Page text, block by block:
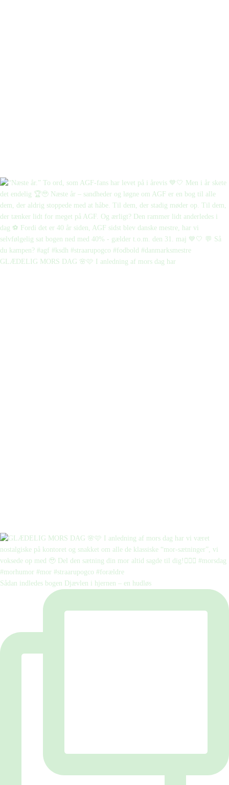
GLÆDELIG MORS DAG 🌸🩷 I anledning af mors dag har
Sådan indledes bogen Djævlen i hjernen – en hudløs